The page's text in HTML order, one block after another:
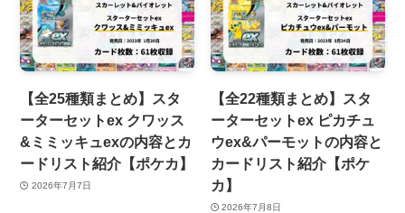
【全25種類まとめ】スタ
ーターセットex クワッス
&ミミッキュexの内容とカ
ードリスト紹介【ポケカ】
2026年7月7日
【全22種類まとめ】スタ
ーターセットex ピカチュ
ウex&パーモットの内容と
カードリスト紹介【ポケ
カ】
2026年7月8日